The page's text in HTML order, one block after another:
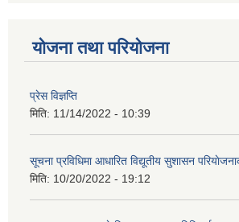
योजना तथा परियोजना
प्रेस विज्ञप्ति
मिति: 11/14/2022 - 10:39
सूचना प्रविधिमा आधारित विद्यूतीय सुशासन
मिति: 10/20/2022 - 19:12